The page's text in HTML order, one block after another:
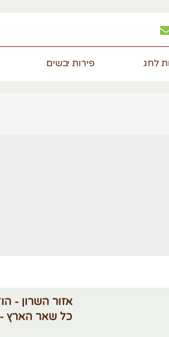
לחג פירות יבשים
אזור השרון -
כל שאר הארץ -